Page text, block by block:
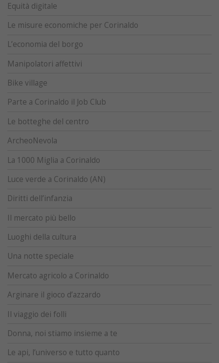
Equità digitale
Le misure economiche per Corinaldo
L’economia del borgo
Manipolatori affettivi
Bike village
Parte a Corinaldo il Job Club
Le botteghe del centro
ArcheoNevola
La 1000 Miglia a Corinaldo
Luce verde a Corinaldo (AN)
Diritti dell’infanzia
Il mercato più bello
Luoghi della cultura
Una notte speciale
Mercato agricolo a Corinaldo
Arginare il gioco d’azzardo
Il viaggio dei folli
Donna, noi stiamo insieme a te
Le api, l’universo e tutto quanto